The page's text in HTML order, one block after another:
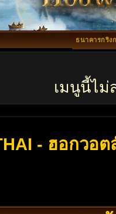
ธนาคารกริง
เมนูนี้ไม่
- ฮอกวอต